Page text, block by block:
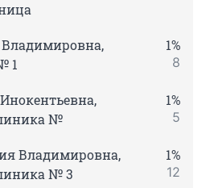
1
1%
8
№
1%
5
Владимировна,
№ 3
1%
12